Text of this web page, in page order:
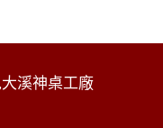
溪神桌工廠